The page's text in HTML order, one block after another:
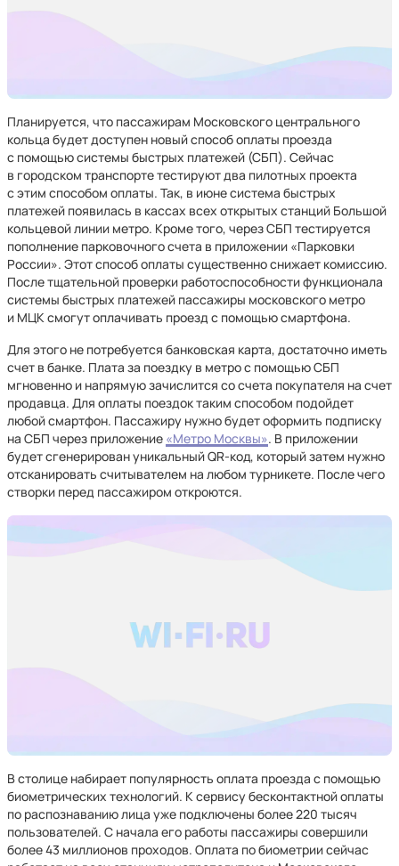
Планируется, что пассажирам Московского центрального
кольца будет доступен новый способ оплаты проезда
с помощью системы быстрых платежей (СБП). Сейчас
в городском транспорте тестируют два пилотных проекта
с этим способом оплаты. Так, в июне система быстрых
платежей появилась в кассах всех открытых станций Большой
кольцевой линии метро. Кроме того, через СБП тестируется
пополнение парковочного счета в приложении «Парковки
России». Этот способ оплаты существенно снижает комиссию.
После тщательной проверки работоспособности функционала
системы быстрых платежей пассажиры московского метро
и МЦКсмогут оплачивать проезд с помощью смартфона.
Для этого не потребуется банковская карта, достаточно иметь
счет в банке. Плата за поездку в метро с помощью СБП
мгновенно и напрямую зачислится со счета покупателя на счет
продавца. Для оплаты поездок таким способом подойдет
любой смартфон. Пассажиру нужно будет оформить подписку
на СБП через приложение «Метро Москвы». В приложении
будет сгенерирован уникальный QR-код, который затем нужно
отсканировать считывателем на любом турникете. После чего
створки перед пассажиром откроются.
В столице набирает популярность оплата проезда с помощью
биометрических технологий. К сервису бесконтактной оплаты
по распознаванию лица уже подключены более 220 тысяч
пользователей. С начала его работы пассажиры совершили
более 43 миллионов проходов. Оплата по биометрии сейчас